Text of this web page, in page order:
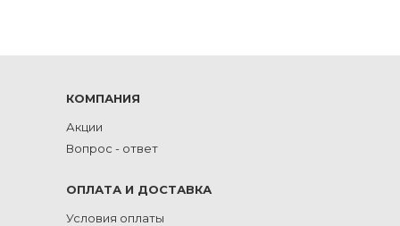
КОМПАНИЯ
Акции
Вопрос - ответ
ОПЛАТА И ДОСТАВКА
Условия оплаты